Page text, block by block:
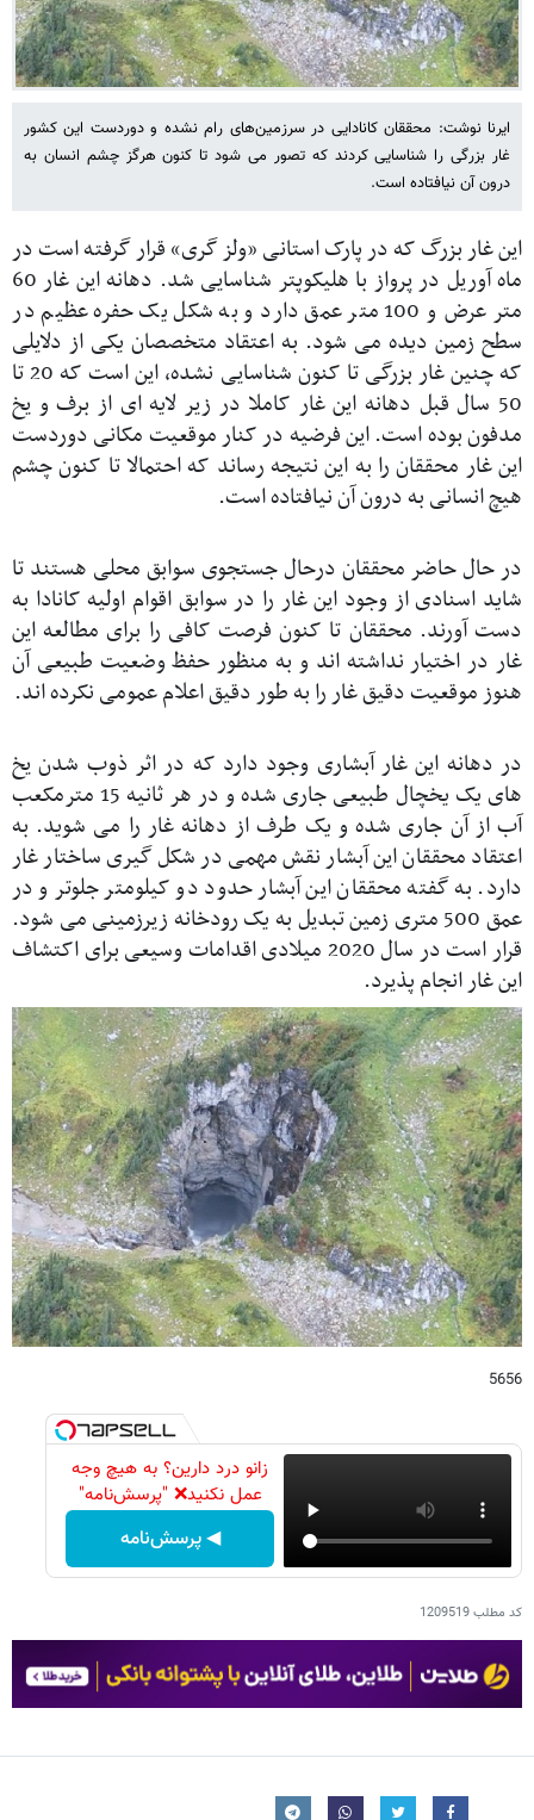
ایرنا نوشت: محققان کانادایی در سرزمین‌های رام نشده و دوردست این کشور
غار بزرگی را شناسایی کردند که تصور می شود تا کنون هرگز چشم انسان به
درون آن نیافتاده است.
این غار بزرگ که در پارک استانی «ولز گری» قرار گرفته است در
ماه آوریل در پرواز با هلیکوپتر شناسایی شد. دهانه این غار 60
متر عرض و 100 متر عمق دارد و به شکل یک حفره عظیم در
سطح زمین دیده می شود. به اعتقاد متخصصان یکی از دلایلی
که چنین غار بزرگی تا کنون شناسایی نشده، این است که 20 تا
50 سال قبل دهانه این غار کاملا در زیر لایه ای از برف و یخ
مدفون بوده است. این فرضیه در کنار موقعیت مکانی دوردست
این غار محققان را به این نتیجه رساند که احتمالا تا کنون چشم
هیچ انسانی به درون آن نیافتاده است.
در حال حاضر محققان درحال جستجوی سوابق محلی هستند تا
شاید اسنادی از وجود این غار را در سوابق اقوام اولیه کانادا به
دست آورند. محققان تا کنون فرصت کافی را برای مطالعه این
غار در اختیار نداشته اند و به منظور حفظ وضعیت طبیعی آن
هنوز موقعیت دقیق غار را به طور دقیق اعلام عمومی نکرده اند.
در دهانه این غار آبشاری وجود دارد که در اثر ذوب شدن یخ
های یک یخچال طبیعی جاری شده و در هر ثانیه 15 مترمکعب
آب از آن جاری شده و یک طرف از دهانه غار را می شوید. به
اعتقاد محققان این آبشار نقش مهمی در شکل گیری ساختار غار
دارد. به گفته محققان این آبشار حدود دو کیلومتر جلوتر و در
عمق 500 متری زمین تبدیل به یک رودخانه زیرزمینی می شود.
قرار است در سال 2020 میلادی اقدامات وسیعی برای اکتشاف
این غار انجام پذیرد.
5656
زانو درد دارین؟ به هیچ وجه
عمل نکنید❌ "پرسش‌نامه"
◀ پرسش‌نامه
کد مطلب1209519